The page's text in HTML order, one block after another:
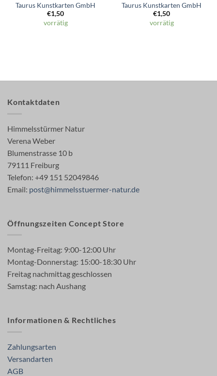
Taurus Kunstkarten GmbH
€1,50
vorrätig
Taurus Kunstkarten GmbH
€1,50
vorrätig
Kontaktdaten
Himmelsstürmer Natur
Verena Weber
Blumenstrasse 10 b
79111 Freiburg
Telefon: +49 151 52049846
Email: post@himmelsstuermer-natur.de
Öffnungszeiten Concept Store
Montag-Freitag: 9:00-12:00 Uhr
Montag-Donnerstag: 15:00-18:30 Uhr
Freitag nachmittag geschlossen
Samstag: nach Aushang
Informationen & Rechtliches
Zahlungsarten
Versandarten
AGB